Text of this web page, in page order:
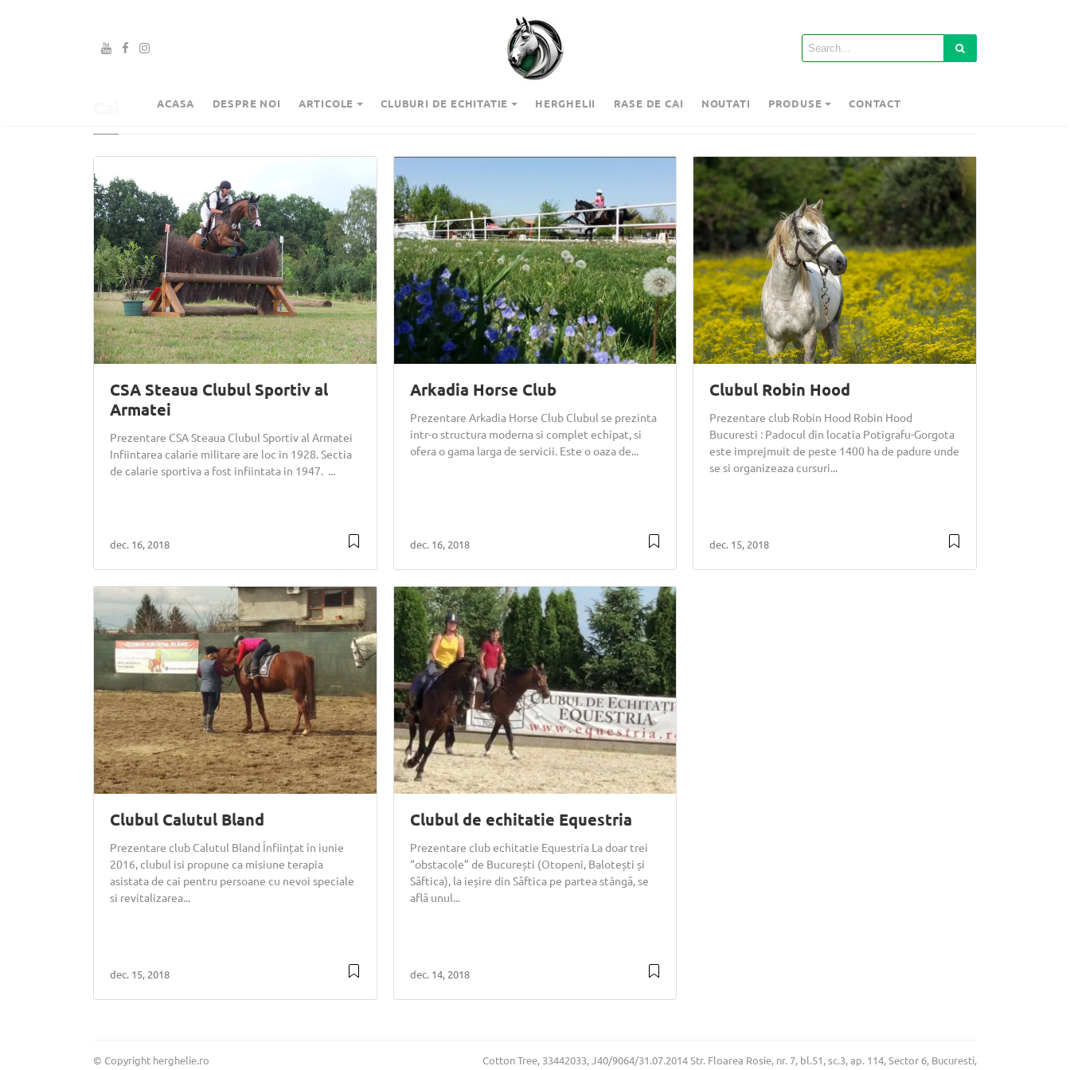
ACASA DESPRE NOI ARTICOLE CLUBURI DE ECHITATIE HERGHELII RASE DE CAI NOUTATI PRODUSE CONTACT
CSA Steaua Clubul Sportiv al
Armatei
Prezentare CSA Steaua Clubul Sportiv al Armatei
Infiintarea calarie militare are loc in 1928. Sectia
de calarie sportiva a fost infiintata in 1947. ...
dec. 16, 2018
Arkadia Horse Club
Prezentare Arkadia Horse Club Clubul se prezinta
intr-o structura moderna si complet echipat, si
ofera o gama larga de servicii. Este o oaza de...
dec. 16, 2018
Clubul Robin Hood
Prezentare club Robin Hood Robin Hood
Bucuresti : Padocul din locatia Potigrafu-Gorgota
este imprejmuit de peste 1400 ha de padure unde
se si organizeaza cursuri...
dec. 15, 2018
Clubul Calutul Bland
Prezentare club Calutul Bland Înființat în iunie
2016, clubul isi propune ca misiune terapia
asistata de cai pentru persoane cu nevoi speciale
si revitalizarea...
dec. 15, 2018
Clubul de echitatie Equestria
Prezentare club echitatie Equestria La doar trei
“obstacole” de București (Otopeni, Balotești și
Săftica), la ieșire din Săftica pe partea stângă, se
află unul...
dec. 14, 2018
© Copyright herghelie.ro Cotton Tree, 33442033, J40/9064/31.07.2014 Str. Floarea Rosie, nr. 7, bl.51, sc.3, ap. 114, Sector 6, Bucuresti,